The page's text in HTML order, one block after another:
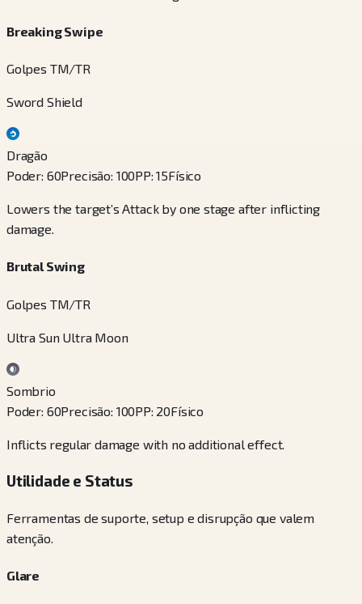
Breaking Swipe
Golpes TM/TR
Sword Shield
Dragão
Poder: 60Precisão: 100PP:15Físico
Lowers the target’s Attack by one stage after inflicting
damage.
Brutal Swing
Golpes TM/TR
Ultra Sun Ultra Moon
Sombrio
Poder: 60Precisão: 100PP: 20Físico
Inflicts regular damage with no additional effect.
Utilidade e Status
Ferramentas de suporte, setup e disrupção que valem
atenção.
Glare